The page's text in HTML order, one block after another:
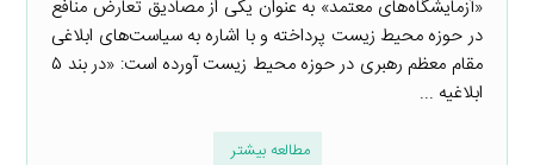
«آزمایشگاه‌های معتمد» به عنوان یکی از مصادیق تعارض منافع
در حوزه محیط زیست پرداخته و با اشاره به سیاست‌های ابلاغی
مقام معظم رهبری در حوزه محیط زیست آورده است: «در بند ۵
ابلاغیه ...
مطالعه بیشتر